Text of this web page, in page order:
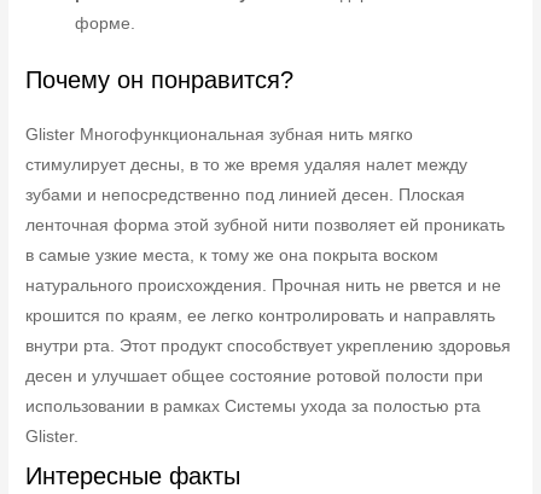
форме.
Почему он понравится?
Glister Многофункциональная зубная нить мягко
стимулирует десны, в то же время удаляя налет между
зубами и непосредственно под линией десен. Плоская
ленточная форма этой зубной нити позволяет ей проникать
в самые узкие места, к тому же она покрыта воском
натурального происхождения. Прочная нить не рвется и не
крошится по краям, ее легко контролировать и направлять
внутри рта. Этот продукт способствует укреплению здоровья
десен и улучшает общее состояние ротовой полости при
использовании в рамках Системы ухода за полостью рта
Glister.
Интересные факты